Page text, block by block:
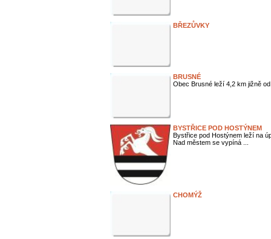
BŘEZŮVKY
BRUSNÉ
Obec Brusné leží 4,2 km jižně
BYSTŘICE POD HOSTÝNEM
Bystřice pod Hostýnem leží na
Nad městem se vypíná ...
CHOMÝŽ